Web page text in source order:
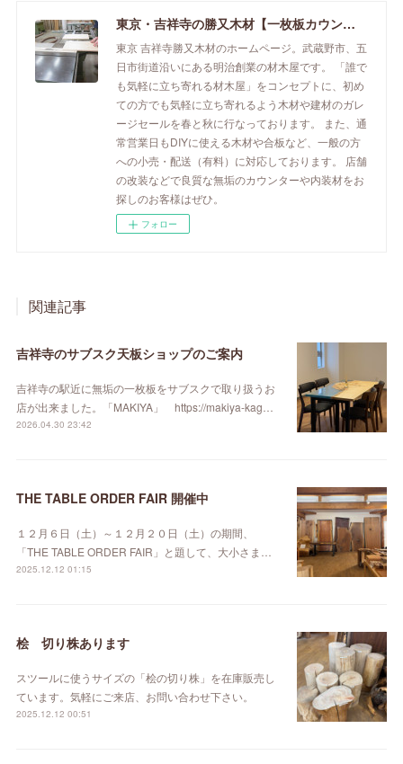
東京・吉祥寺の勝又木材【一枚板カウンター】
東京 吉祥寺勝又木材のホームページ。武蔵野市、五
日市街道沿いにある明治創業の材木屋です。 「誰で
も気軽に立ち寄れる材木屋」をコンセプトに、初め
ての方でも気軽に立ち寄れるよう木材や建材のガレ
ージセールを春と秋に行なっております。 また、通
常営業日もDIYに使える木材や合板など、一般の方
への小売・配送（有料）に対応しております。 店舗
の改装などで良質な無垢のカウンターや内装材をお
探しのお客様はぜひ。
フォロー
関連記事
吉祥寺のサブスク天板ショップのご案内
吉祥寺の駅近に無垢の一枚板をサブスクで取り扱うお
店が出来ました。「MAKIYA」 https://makiya-kag…
2026.04.30 23:42
THE TABLE ORDER FAIR 開催中
１２月６日（土）～１２月２０日（土）の期間、
「THE TABLE ORDER FAIR」と題して、大小さま…
2025.12.12 01:15
桧 切り株あります
スツールに使うサイズの「桧の切り株」を在庫販売し
ています。気軽にご来店、お問い合わせ下さい。
2025.12.12 00:51